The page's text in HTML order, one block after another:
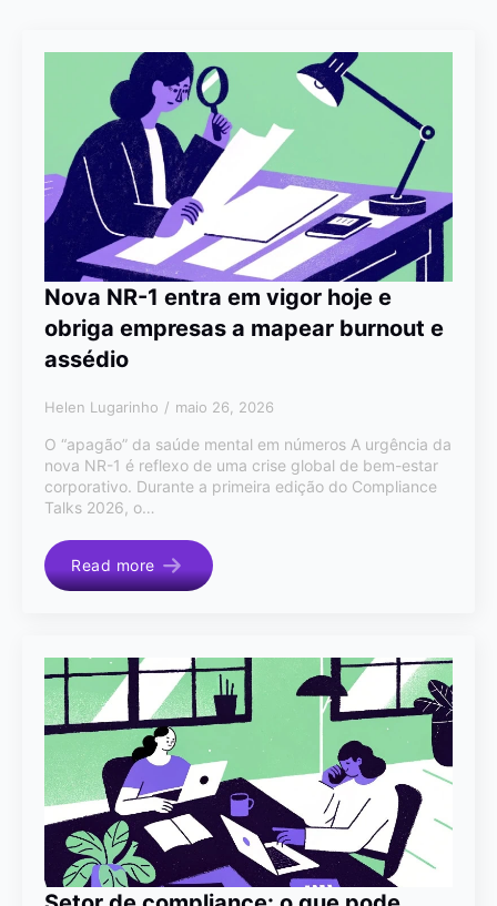
Nova NR-1 entra em vigor hoje e
obriga empresas a mapear burnout e
assédio
Helen Lugarinho maio 26, 2026
O “apagão” da saúde mental em números A urgência da
nova NR-1 é reflexo de uma crise global de bem-estar
corporativo. Durante a primeira edição do Compliance
Talks 2026, o…
Read more